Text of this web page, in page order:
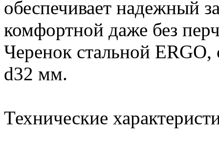
обеспечивает надежный
комфортной даже без
Черенок стальной
d32 мм.
Технические